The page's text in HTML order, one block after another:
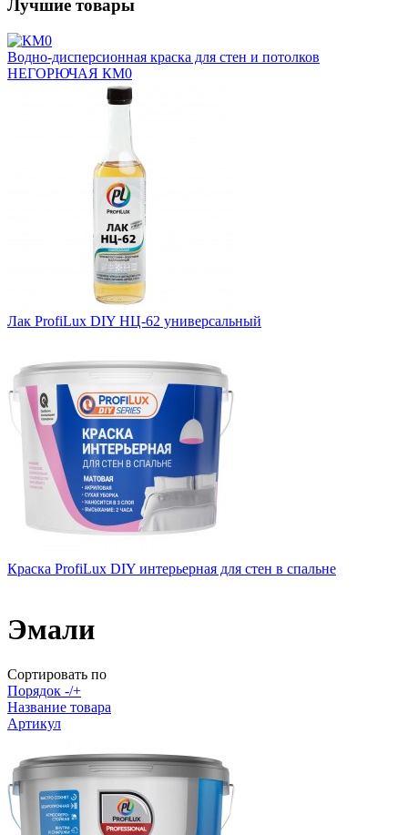
Лучшие товары
Водно-дисперсионная краска для стен и потолков
НЕГОРЮЧАЯ КМ0
Лак ProfiLux DIY НЦ-62 универсальный
Краска ProfiLux DIY интерьерная для стен в спальне
Эмали
Сортировать по
Порядок -/+
Название товара
Артикул